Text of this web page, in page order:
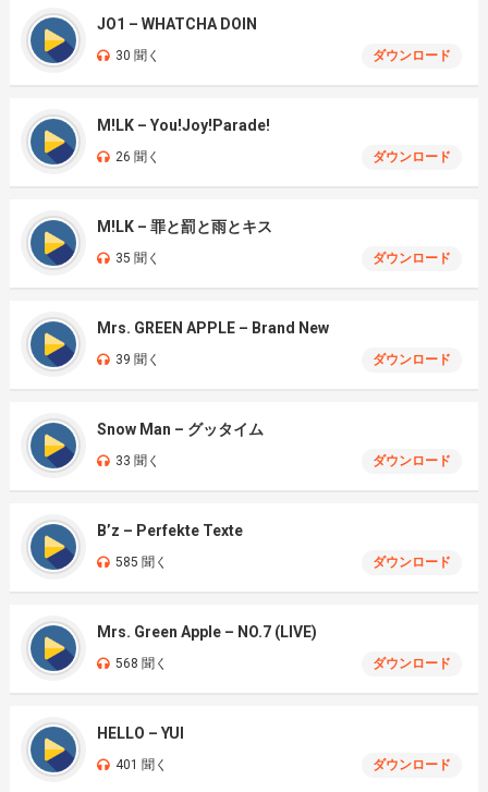
JO1 – WHATCHA DOIN
30 聞く ダウンロード
M!LK – You!Joy!Parade!
26 聞く ダウンロード
M!LK – 罪と罰と雨とキス
35 聞く ダウンロード
Mrs. GREEN APPLE – Brand New
39 聞く ダウンロード
Snow Man – グッタイム
33 聞く ダウンロード
B’z – Perfekte Texte
585 聞く ダウンロード
Mrs. Green Apple – NO.7 (LIVE)
568 聞く ダウンロード
HELLO – YUI
401 聞く ダウンロード